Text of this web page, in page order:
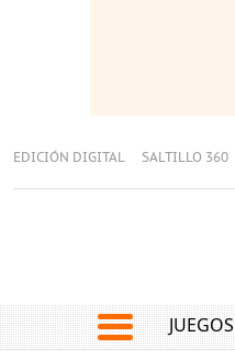
EDICIÓN DIGITAL SALTILLO 360
JUEGOS